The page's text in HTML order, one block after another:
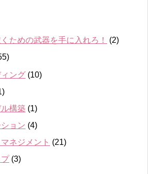
ための武器を手に入れろ！
(2)
ング (10)
構築 (1)
ョン (4)
ネジメント (21)
(3)